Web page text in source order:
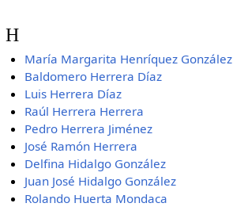
H
María Margarita Henríquez González
Baldomero Herrera Díaz
Luis Herrera Díaz
Raúl Herrera Herrera
Pedro Herrera Jiménez
José Ramón Herrera
Delfina Hidalgo González
Juan José Hidalgo González
Rolando Huerta Mondaca